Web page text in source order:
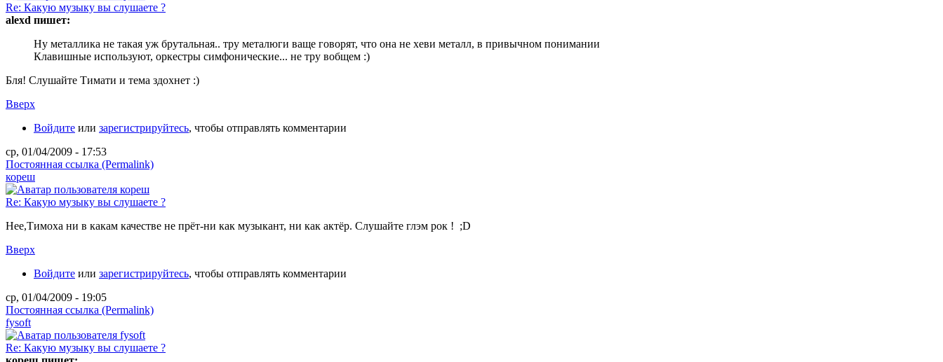
Re: Какую музыку вы слушаете ?
alexd пишет:
Ну металлика не такая уж брутальная.. тру металюги ваще говорят, что она не хеви металл, в привычном понимании
Клавишные используют, оркестры симфонические... не тру вобщем :)
Бля! Слушайте Тимати и тема здохнет :)
Вверх
Войдите или зарегистрируйтесь, чтобы отправлять комментарии
ср, 01/04/2009 - 17:53
Постоянная ссылка (Permalink)
кореш
Re: Какую музыку вы слушаете ?
Нее,Тимоха ни в какам качестве не прёт-ни как музыкант, ни как актёр. Слушайте глэм рок ! ;D
Вверх
Войдите или зарегистрируйтесь, чтобы отправлять комментарии
ср, 01/04/2009 - 19:05
Постоянная ссылка (Permalink)
fysoft
Re: Какую музыку вы слушаете ?